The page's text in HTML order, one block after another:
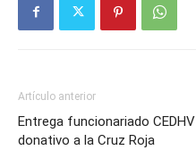
Artículo anterior
Entrega funcionariado CEDHV
donativo a la Cruz Roja